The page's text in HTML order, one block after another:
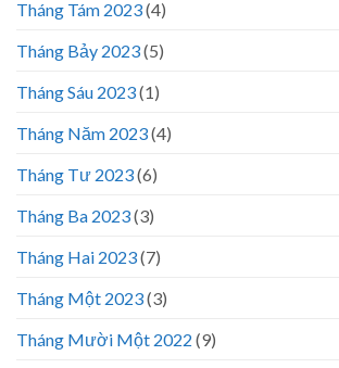
Tháng Tám 2023(4)
Tháng Bảy 2023(5)
Tháng Sáu 2023(1)
Tháng Năm 2023(4)
Tháng Tư 2023(6)
Tháng Ba 2023(3)
Tháng Hai 2023(7)
Tháng Một 2023(3)
Tháng Mười Một 2022 (9)